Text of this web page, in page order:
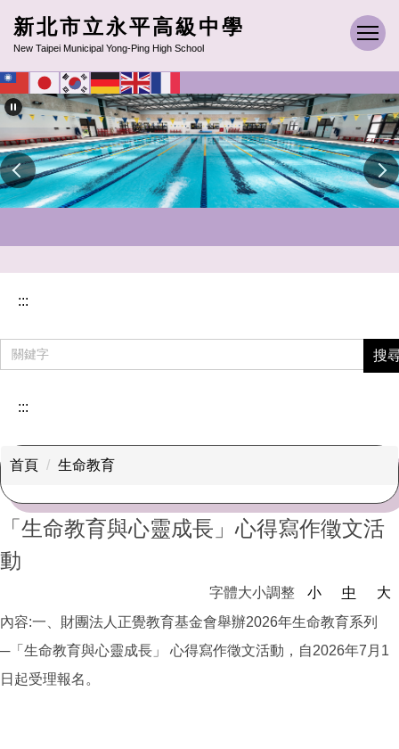
跳
到
主
要
內
容
區
新北市立永平高級中學
New Taipei Municipal Yong-Ping High School
:::
搜
:::
首頁 生命教育
「生命教育與心靈成長」心得寫作徵文活
動
字體大小調整 小 中
大
內容:一、財團法人正覺教育基金會舉辦2026年生命教育系列
─「生命教育與心靈成長」 心得寫作徵文活動，自2026年7月1
日起受理報名。